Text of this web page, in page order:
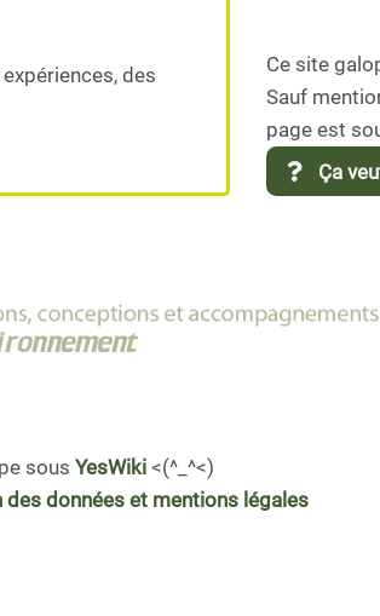
des
Ce site
Sauf
page est
Ça
sous YesWiki <(^_^<)
données et mentions légales